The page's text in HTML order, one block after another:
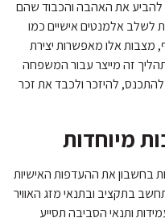
להביע את האהבה והכבוד שהם
לשלב אלמנטים אישיים כמו
מצבות אלו מאפשרות יצירת
זה מייצר עבור המשפחה
להיזכר ולכבד את זכר
מיוחדות
בחשבון את ההעדפות האישיות
בתקציב ובתנאי מזג האוויר
ותנאי הסביבה תסייע